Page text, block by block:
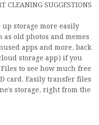
CLEANING SUGGESTIONS
storage more easily
old photos and memes
apps and more, back
storage app) if you
to see how much free
card. Easily transfer files
storage, right from the